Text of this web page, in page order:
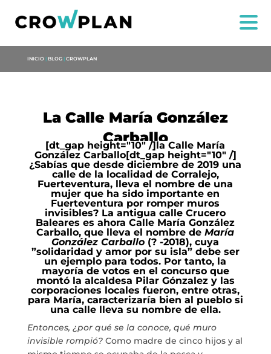
US
SERVICES
PROJECTS
MARIA ANCHIETA
BLOG
THE TANK CULTURAL SPACE
INICIO | BLOG | CROWPLAN
La Calle María González
Carballo
[dt_gap height="10" /]la Calle María
González Carballo[dt_gap height="10" /]
¿Sabías que desde diciembre de 2019 una
calle de la localidad de Corralejo,
Fuerteventura, lleva el nombre de una
mujer que ha sido importante en
Fuerteventura por romper muros
invisibles? La antigua calle Crucero
Baleares es ahora Calle María González
Carballo, que lleva el nombre deMaría
González Carballo (? -2018), cuya
”solidaridad y amor por su isla” debe ser
un ejemplo para todos. Por tanto, la
mayoría de votos en el concurso que
montó la alcaldesa Pilar Gónzalez y las
corporaciones locales fueron, entre otras,
para María, caracterizaría bien al pueblo si
una calle lleva su nombre de ella.
Entonces, ¿por qué se la conoce, qué muro
invisible rompió?Como madre de cinco hijos y al